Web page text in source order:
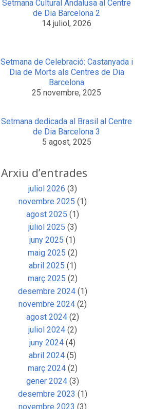
Setmana Cultural Andalusa al Centre
de Dia Barcelona 2
14 juliol, 2026
Setmana de Celebració: Castanyada i
Dia de Morts als Centres de Dia
Barcelona
25 novembre, 2025
Setmana dedicada al Brasil al Centre
de Dia Barcelona 3
5 agost, 2025
Arxiu d’entrades
juliol 2026 (3)
novembre 2025 (1)
agost 2025 (1)
juliol 2025 (3)
juny 2025 (1)
maig 2025 (2)
abril 2025 (1)
març 2025 (2)
desembre 2024(1)
novembre 2024(2)
agost 2024(2)
juliol 2024(2)
juny 2024 (4)
abril 2024(5)
març 2024(2)
gener 2024(3)
desembre 2023 (1)
novembre 2023 (3)